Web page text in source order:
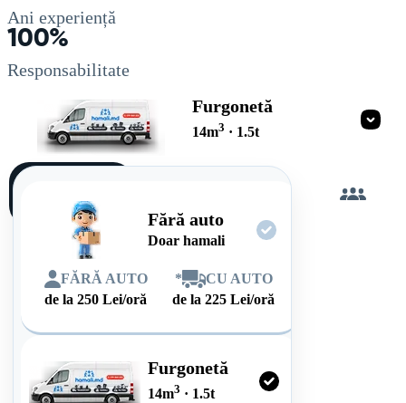
Ani experiență
100%
Responsabilitate
Furgonetă
14m3 · 1.5t
Fără auto
Doar hamali
FĂRĂ AUTO
de la250 Lei/oră
*
CU AUTO
de la225 Lei/oră
Furgonetă
14m3 · 1.5t
singur